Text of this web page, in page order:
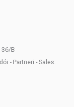
36/B
- Partneri - Sales: